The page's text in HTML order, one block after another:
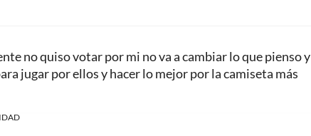
no quiso votar por mi no va a cambiar lo que pienso y
jugar por ellos y hacer lo mejor por la camiseta más